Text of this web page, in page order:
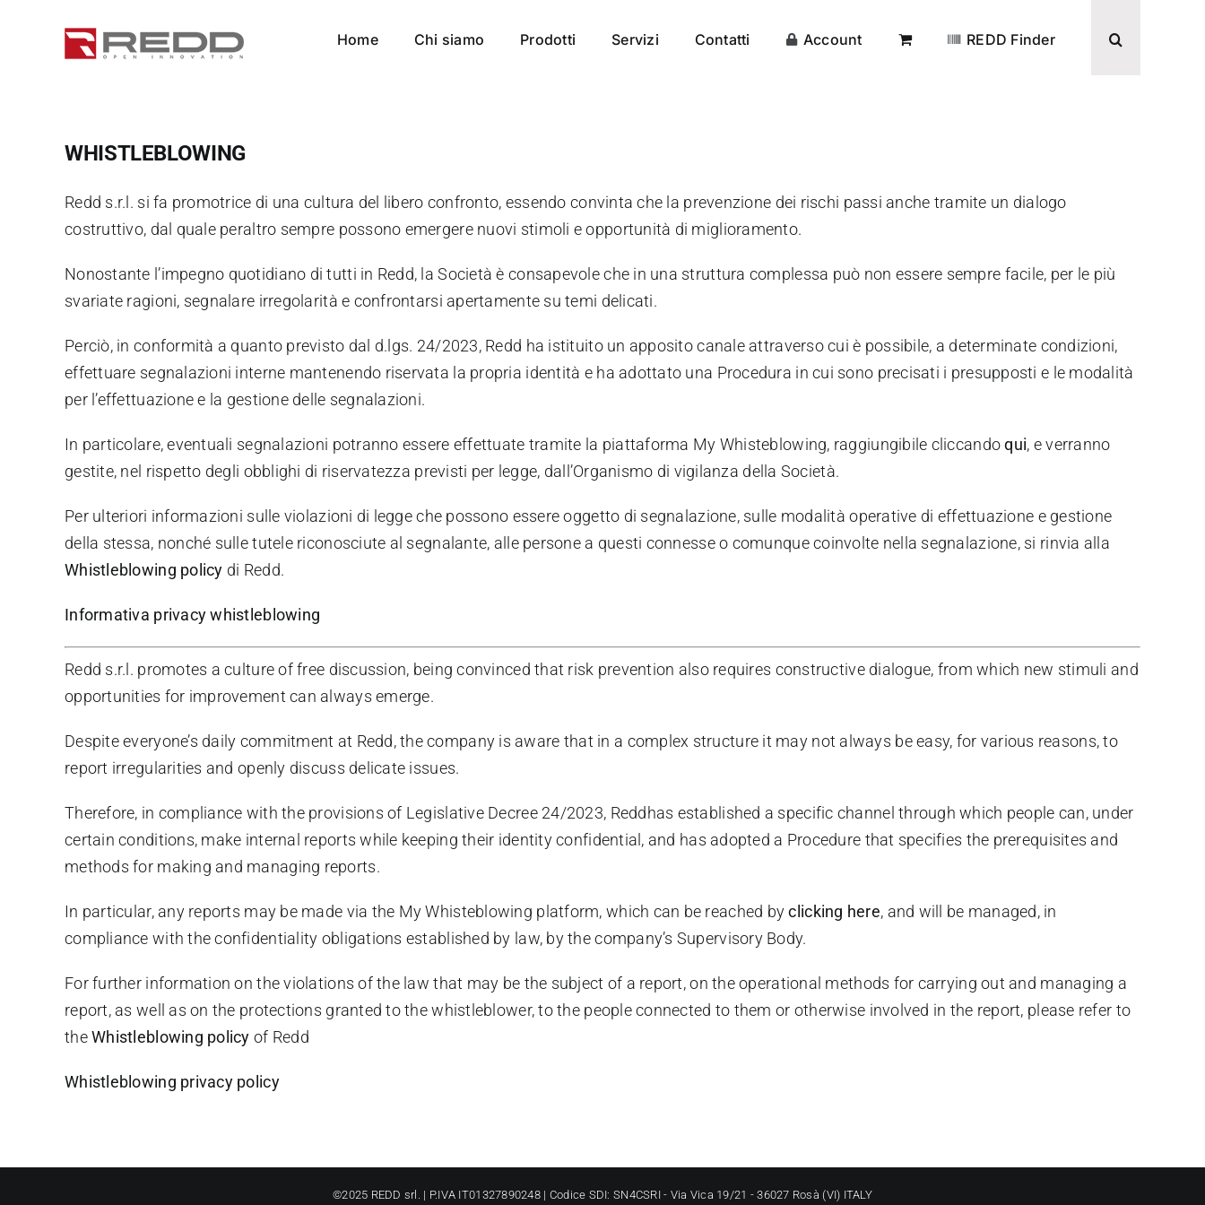
Home Chi siamo Prodotti Servizi Contatti Account REDD Finder
WHISTLEBLOWING
Redd s.r.l. si fa promotrice di una cultura del libero confronto, essendo convinta che la prevenzione dei rischi passi anche tramite un dialogo
costruttivo, dal quale peraltro sempre possono emergere nuovi stimoli e opportunità di miglioramento.
Nonostante l’impegno quotidiano di tutti in Redd, la Società è consapevole che in una struttura complessa può non essere sempre facile, per le più
svariate ragioni, segnalare irregolarità e confrontarsi apertamente su temi delicati.
Perciò, in conformità a quanto previsto dal d.lgs. 24/2023, Redd ha istituito un apposito canale attraverso cui è possibile, a determinate condizioni,
effettuare segnalazioni interne mantenendo riservata la propria identità e ha adottato una Procedura in cui sono precisati i presupposti e le modalità
per l’effettuazione e la gestione delle segnalazioni.
In particolare, eventuali segnalazioni potranno essere effettuate tramite la piattaforma My Whisteblowing, raggiungibile cliccandoqui, e verranno
gestite, nel rispetto degli obblighi di riservatezza previsti per legge, dall’Organismo di vigilanza della Società.
Per ulteriori informazioni sulle violazioni di legge che possono essere oggetto di segnalazione, sulle modalità operative di effettuazione e gestione
della stessa, nonché sulle tutele riconosciute al segnalante, alle persone a questi connesse o comunque coinvolte nella segnalazione, si rinvia alla
Whistleblowing policy di Redd.
Informativa privacy whistleblowing
Redd s.r.l. promotes a culture of free discussion, being convinced that risk prevention also requires constructive dialogue, from which new stimuli and
opportunities for improvement can always emerge.
Despite everyone’s daily commitment at Redd, the company is aware that in a complex structure it may not always be easy, for various reasons, to
report irregularities and openly discuss delicate issues.
Therefore, in compliance with the provisions of Legislative Decree 24/2023, Reddhas established a specific channel through which people can, under
certain conditions, make internal reports while keeping their identity confidential, and has adopted a Procedure that specifies the prerequisites and
methods for making and managing reports.
In particular, any reports may be made via the My Whisteblowing platform, which can be reached byclicking here, and will be managed, in
compliance with the confidentiality obligations established by law, by the company’s Supervisory Body.
For further information on the violations of the law that may be the subject of a report, on the operational methods for carrying out and managing a
report, as well as on the protections granted to the whistleblower, to the people connected to them or otherwise involved in the report, please refer to
theWhistleblowing policy of Redd
Whistleblowing privacy policy
©2025 REDD srl. | P.IVA IT01327890248 | Codice SDI: SN4CSRI - Via Vica 19/21 - 36027 Rosà (VI) ITALY